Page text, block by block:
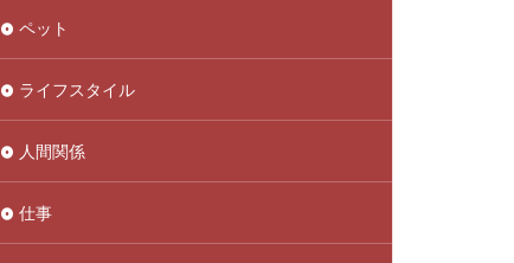
ペット
ライフスタイル
人間関係
仕事